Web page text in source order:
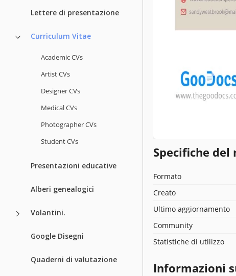
Lettere di presentazione
Curriculum Vitae
Academic CVs
Artist CVs
Designer CVs
Medical CVs
Photographer CVs
Student CVs
Presentazioni educative
Alberi genealogici
Volantini.
Google Disegni
Quaderni di valutazione
Specifiche del
Formato
Creato
Ultimo aggiornamento
Community
Statistiche di utilizzo
Informazioni